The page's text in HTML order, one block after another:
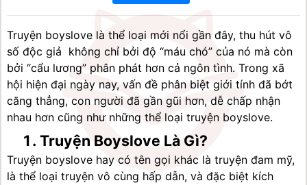
Truyện boyslove là thể loại mới nổi gần đây, thu hút vô
số độc giả  không chỉ bởi độ “máu chó” của nó mà còn
bởi “cẩu lương” phân phát hơn cả ngôn tình. Trong xã
hội hiện đại ngày nay, vấn đề phân biệt giới tính đã bớt
căng thẳng, con người đã gần gũi hơn, dễ chấp nhận
nhau hơn cũng như những thể loại truyện boyslove.
Truyện Boyslove Là Gì?
Truyện boyslove hay có tên gọi khác là truyện đam mỹ,
là thể loại truyện vô cùng hấp dẫn, và đặc biệt kích